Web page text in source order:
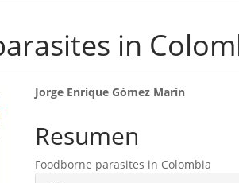
in
Contenido
principal
del
artículo
Jorge Enrique Gómez Marín
Resumen
Foodborne parasites in Colombia